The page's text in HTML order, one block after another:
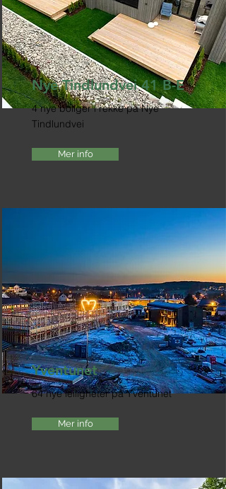
Nye Tindlundvei 41 B-E
4 nye boliger i rekke på Nye
Tindlundvei
Mer info
Yventunet
64 nye leiligheter på Yventunet
Mer info